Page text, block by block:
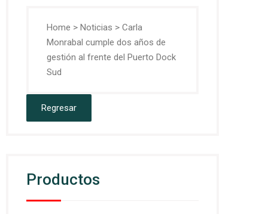
Home >Noticias >Carla
Monrabal cumple dos años de
gestión al frente del Puerto Dock
Sud
Productos